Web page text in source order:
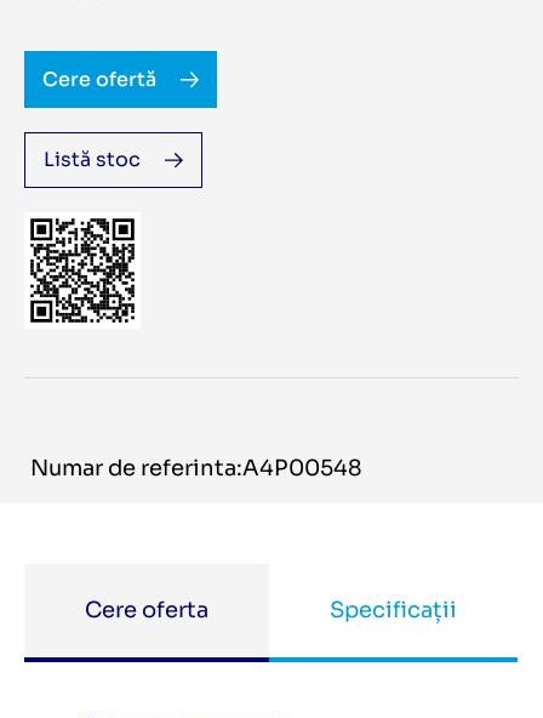
Cere ofertă
Listă stoc
Numar de referinta:A4P00548
Cere oferta Specificații